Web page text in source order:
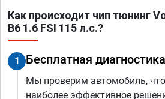
Как происходит чип тюнинг
B6 1.6 FSI 115 л.с.?
1 Бесплатная диагностика
Мы проверим автомобиль,
наиболее эффективное